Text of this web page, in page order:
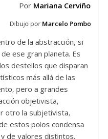
Por Mariana Cerviño
Dibujo por Marcelo Pombo
de la abstracción, si
ese gran planeta. Es
destellos que disparan
más allá de las
pero a grandes
objetivista,
otro la subjetivista,
estos polos condensa
de valores distintos,